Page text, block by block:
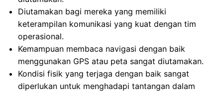
Diutamakan bagi mereka yang memiliki
keterampilan komunikasi yang kuat dengan tim
operasional.
Kemampuan membaca navigasi dengan baik
menggunakan GPS atau peta sangat diutamakan.
Kondisi fisik yang terjaga dengan baik sangat
diperlukan untuk menghadapi tantangan dalam